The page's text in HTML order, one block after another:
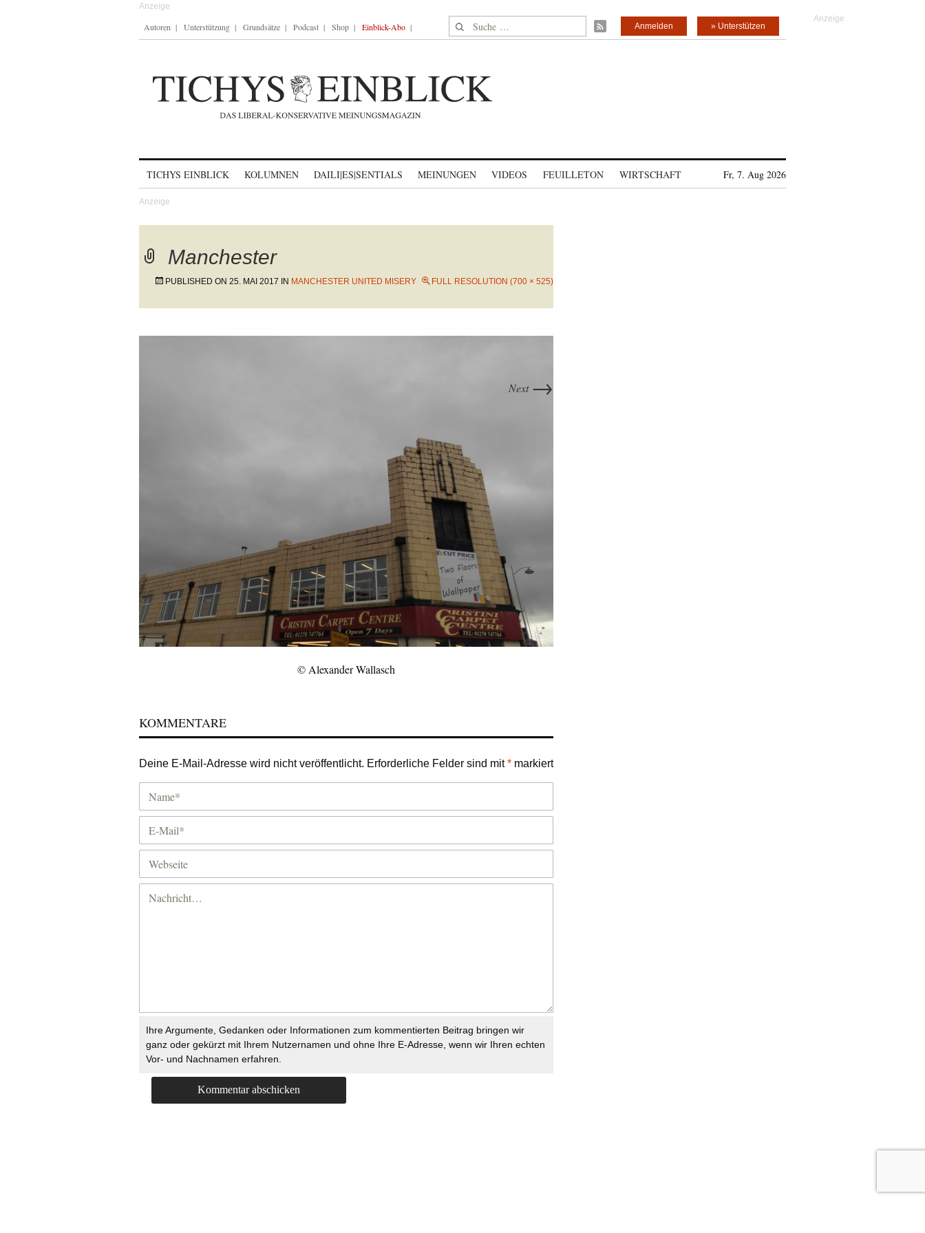
Autoren Unterstützung Grundsätze Podcast Shop Einblick-Abo Suche nach: » Unterstützen
Anmelden
TICHYS EINBLICK KOLUMNEN DAILI|ES|SENTIALS MEINUNGEN VIDEOS FEUILLETON WIRTSCHAFT Fr, 7. Aug 2026
Manchester
PUBLISHED ON 25. MAI 2017 IN MANCHESTER UNITED MISERY FULL RESOLUTION (700 × 525)
Next →
© Alexander Wallasch
KOMMENTARE
Deine E-Mail-Adresse wird nicht veröffentlicht. Erforderliche Felder sind mit* markiert
Ihre Argumente, Gedanken oder Informationen zum kommentierten Beitrag bringen wir
ganz oder gekürzt mit Ihrem Nutzernamen und ohne Ihre E-Adresse, wenn wir Ihren echten
Vor- und Nachnamen erfahren.